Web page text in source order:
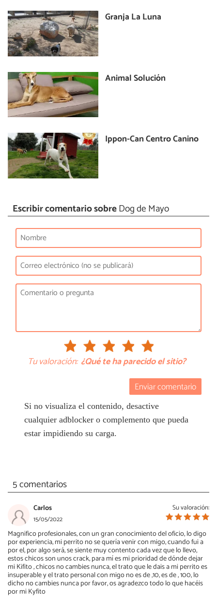
Granja La Luna
Animal Solución
Ippon-Can Centro Canino
Escribir comentario sobreDog de Mayo
Tu valoración: ¿Qué te ha parecido el sitio?
Enviar comentario
Si no visualiza el contenido, desactive
cualquier adblocker o complemento que pueda
estar impidiendo su carga.
5 comentarios
Su valoración:
Carlos
15/05/2022
Magnifico profesionales, con un gran conocimiento del oficio, lo digo
por experiencia, mi perrito no se quería venir con migo, cuando fui a
por el, por algo será, se siente muy contento cada vez que lo llevo,
estos chicos son unos crack, para mí es mi prioridad de dónde dejar
mi Kifito , chicos no cambies nunca, el trato que le dais a mi perrito es
insuperable y el trato personal con migo no es de ,10, es de , 100, lo
dicho no cambies nunca por favor, os agradezco todo lo que hacéis
por mi Kyfito